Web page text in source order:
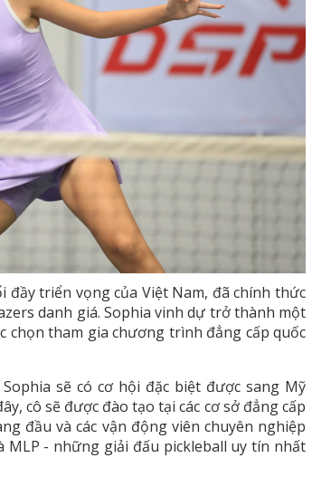
đầy triển vọng của Việt Nam, đã chính thức
danh giá. Sophia vinh dự trở thành một
chọn tham gia chương trình đẳng cấp quốc
sẽ có cơ hội đặc biệt được sang Mỹ
cô sẽ được đào tạo tại các cơ sở đẳng cấp
đầu và các vận động viên chuyên nghiệp
MLP - những giải đấu pickleball uy tín nhất